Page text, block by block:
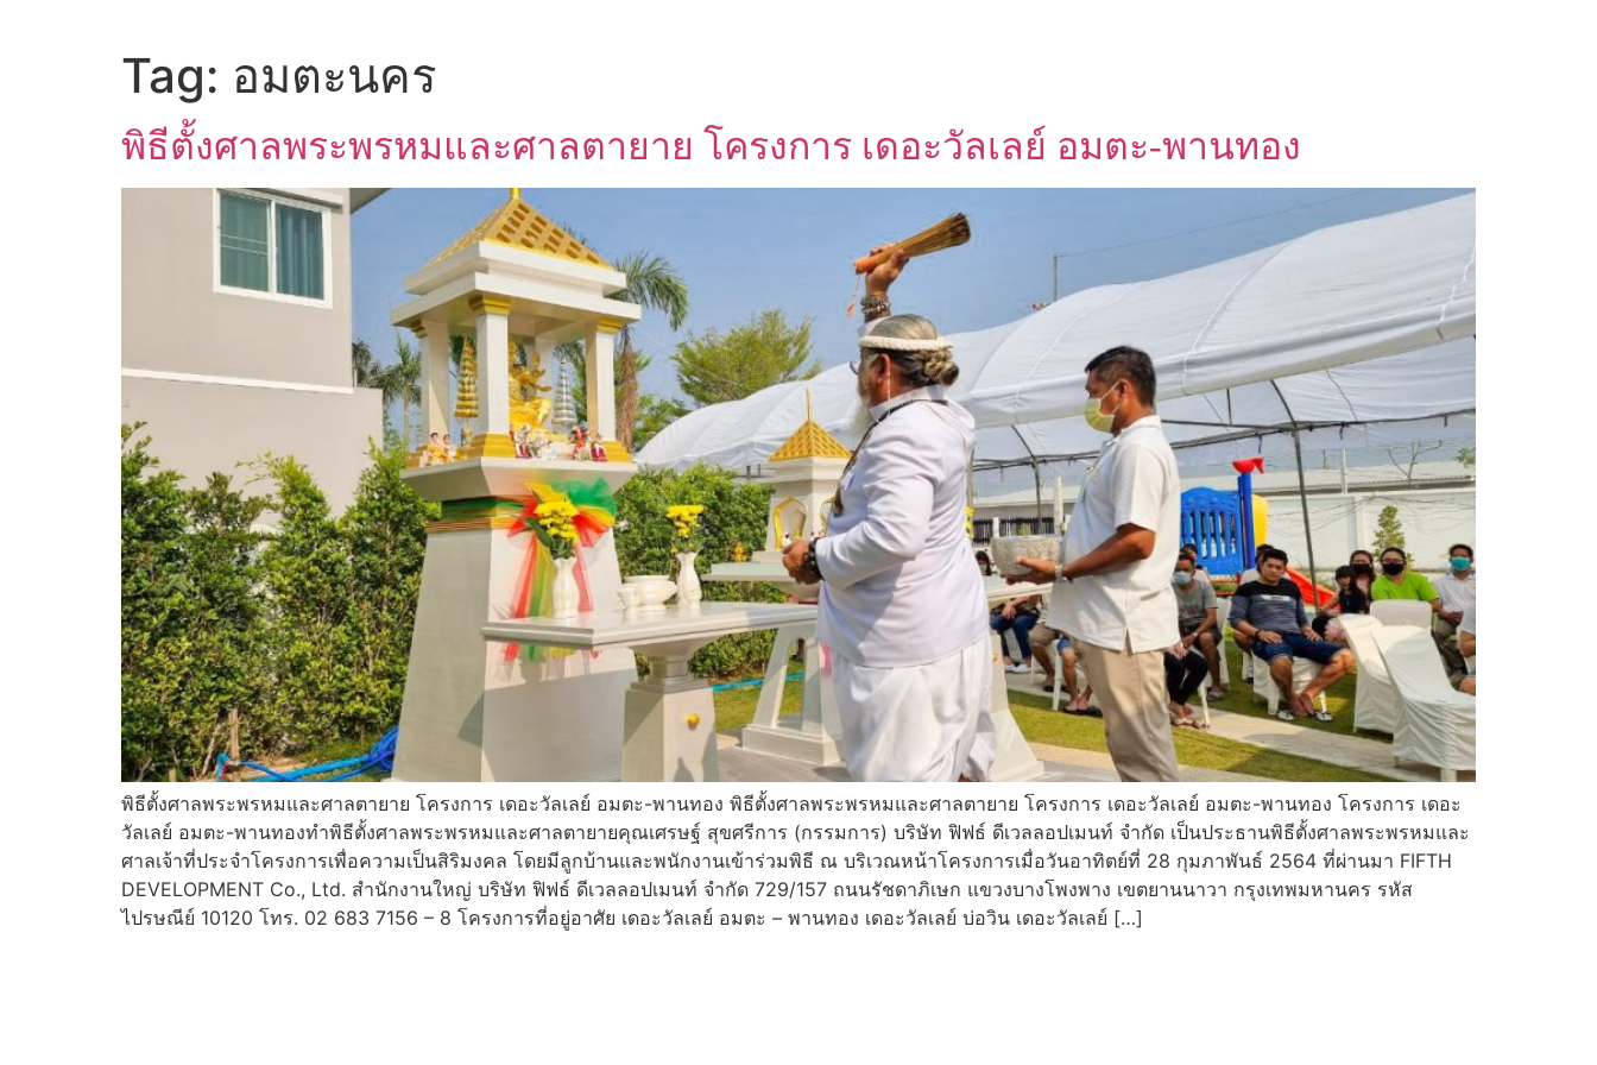
Tag: อมตะนคร
พิธีตั้งศาลพระพรหมและศาลตายาย โครงการ เดอะวัลเลย์ อมตะ-พานทอง
พิธีตั้งศาลพระพรหมและศาลตายาย โครงการ เดอะวัลเลย์ อมตะ-พานทอง พิธีตั้งศาลพระพรหมและศาลตายาย โครงการ เดอะวัลเลย์ อมตะ-พานทอง โครงการ เดอะ
วัลเลย์ อมตะ-พานทองทำพิธีตั้งศาลพระพรหมและศาลตายายคุณเศรษฐ์ สุขศรีการ (กรรมการ) บริษัท ฟิฟธ์ ดีเวลลอปเมนท์ จำกัด เป็นประธานพิธีตั้งศาลพระพรหมและ
ศาลเจ้าที่ประจำโครงการเพื่อความเป็นสิริมงคล โดยมีลูกบ้านและพนักงานเข้าร่วมพิธี ณ บริเวณหน้าโครงการเมื่อวันอาทิตย์ที่ 28 กุมภาพันธ์ 2564 ที่ผ่านมา FIFTH
DEVELOPMENT Co., Ltd. สำนักงานใหญ่ บริษัท ฟิฟธ์ ดีเวลลอปเมนท์ จำกัด 729/157 ถนนรัชดาภิเษก แขวงบางโพงพาง เขตยานนาวา กรุงเทพมหานคร รหัส
ไปรษณีย์ 10120 โทร. 02 683 7156 – 8 โครงการที่อยู่อาศัย เดอะวัลเลย์ อมตะ – พานทอง เดอะวัลเลย์ บ่อวิน เดอะวัลเลย์ […]